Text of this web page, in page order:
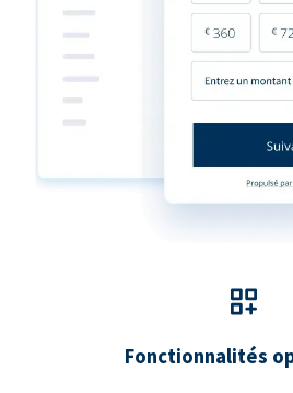
Fonctionnalités